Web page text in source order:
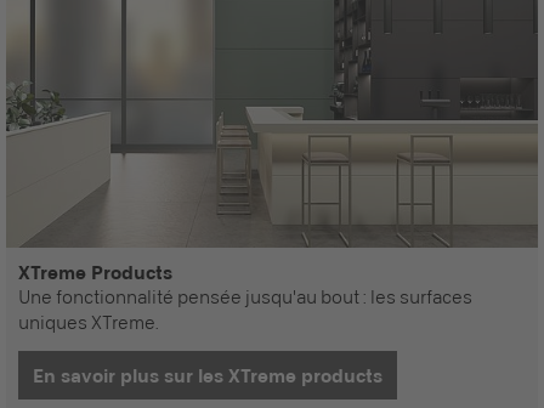
XTreme Products
Une fonctionnalité pensée jusqu'au bout : les surfaces
uniques XTreme.
En savoir plus sur les XTreme products